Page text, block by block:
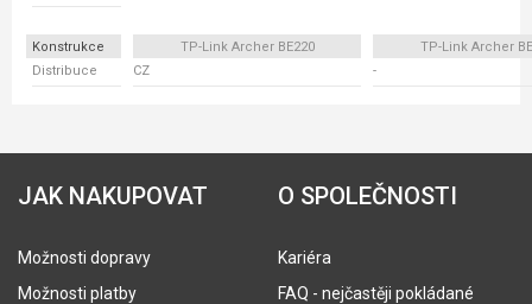
Konstrukce TP-Link Archer BE220
TP-Link Archer
Distribuce
CZ -
JAK NAKUPOVAT
Možnosti dopravy
Možnosti platby
O SPOLEČNOSTI
Kariéra
FAQ - nejčastěji pokládané